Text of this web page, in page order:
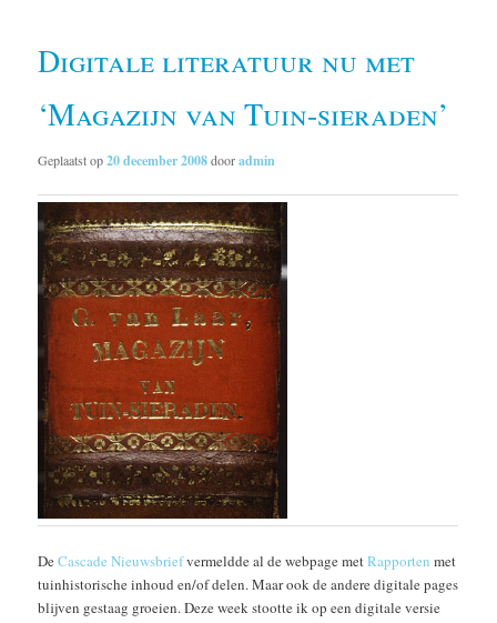
Digitale literatuur nu met
‘Magazijn van Tuin-sieraden’
Geplaatst op20 december 2008dooradmin
DeCascade Nieuwsbriefvermeldde al de webpage metRapporten met
tuinhistorische inhoud en/of delen. Maar ook de andere digitale pages
blijven gestaag groeien. Deze week stootte ik op een digitale versie